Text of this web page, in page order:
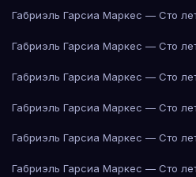
Габриэль Гарсиа Маркес — Сто
Габриэль Гарсиа Маркес — Сто
Габриэль Гарсиа Маркес — Сто
Габриэль Гарсиа Маркес — Сто
Габриэль Гарсиа Маркес — Сто
Габриэль Гарсиа Маркес — Сто